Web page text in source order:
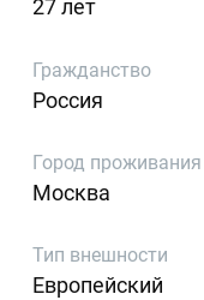
27 лет
Гражданство
Россия
Город проживания
Москва
Тип внешности
Европейский